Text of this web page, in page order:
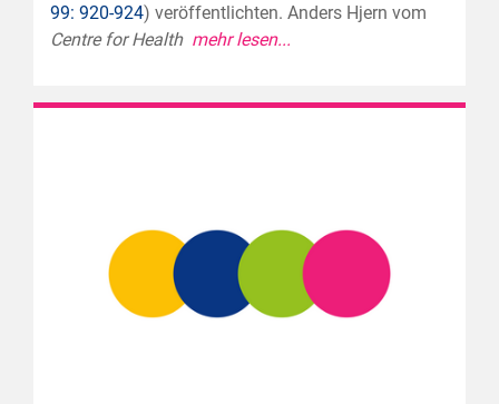
99: 920-924) veröffentlichten. Anders Hjern vom
Centre for Health mehr lesen...